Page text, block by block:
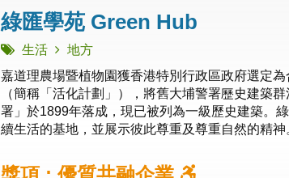
綠匯學苑 Green Hub
生活
地方
嘉道理農場暨植物園獲香港特別行政區政府選定
（簡稱「活化計劃」），將舊大埔警署歷史建築
署」於1899年落成，現已被列為一級歷史建築。
續生活的基地，並展示彼此尊重及尊重自然的精神